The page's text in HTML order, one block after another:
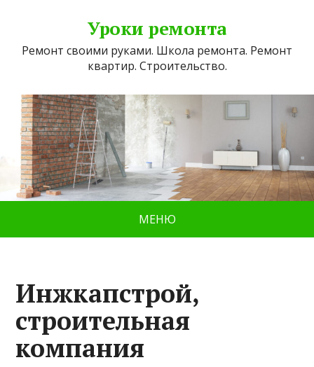
Уроки ремонта
Ремонт своими руками. Школа ремонта. Ремонт
квартир. Строительство.
МЕНЮ
Инжкапстрой,
строительная
компания